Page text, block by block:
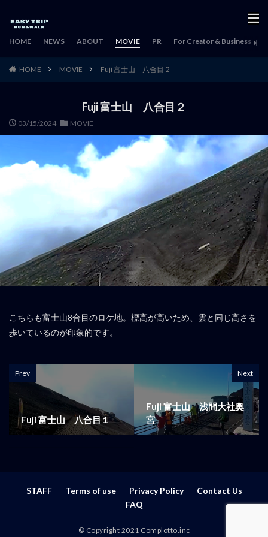
HOME NEWS ABOUT MOVIE PR For Creator & Business
HOME MOVIE Fuji 富士山 八合目２
Fuji 富士山 八合目２
03/15/2024 MOVIE
こちらも富士山8合目のロケ地。標高が高いため、雲と同じ高さを
歩いているのが印象的です。
Prev
Fuji 富士山 八合目１
Next
Fuji 富士山 浅間大社奥
宮
STAFF Terms of use Privacy Policy
Contact Us
FAQ
© Copyright 2021 Complotto.inc